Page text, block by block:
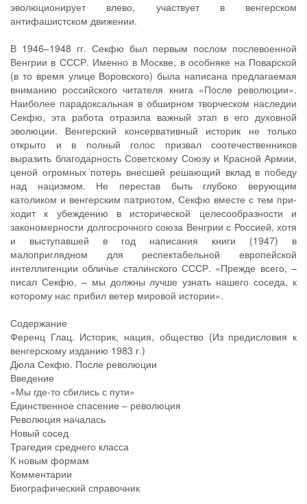
эволюционирует влево, участвует в венгерском
антифашистском движении.
В 1946–1948 гг. Секфю был первым послом послевоенной
Венгрии в СССР. Именно в Москве, в особняке на Поварской
(в то время улице Воровского) была написана предлагаемая
вниманию российского читателя книга «После революции».
Наиболее парадоксальная в обширном творческом наследии
Секфю, эта работа отразила важный этап в его духовной
эволюции. Венгерский консерва­тивный историк не только
открыто и в полный голос призвал соотечественников
выразить благодарность Советскому Союзу и Красной Армии,
ценой огромных потерь внесшей решающий вклад в победу
над нацизмом. Не перестав быть глубоко верующим
католиком и венгерским патриотом, Секфю вместе с тем при­
ходит к убеждению в исторической целесообразности и
закономерности долго­срочного союза Венгрии с Россией, хотя
и выступавшей в год написания книги (1947) в
малоприглядном для респектабельной европейской
интеллигенции обличье сталинского СССР. «Прежде всего, –
писал Секфю, – мы должны лучше узнать нашего соседа, к
которому нас прибил ветер мировой истории».
Содержание
Ференц Глац. Историк, нация, общество (Из предисловия к
венгерскому изданию 1983 г.)
Дюла Секфю. После революции
Введение
«Мы где-то сбились с пути»
Единственное спасение – революция
Революция началась
Новый сосед
Трагедия среднего класса
К новым формам
Комментарии
Биографический справочник